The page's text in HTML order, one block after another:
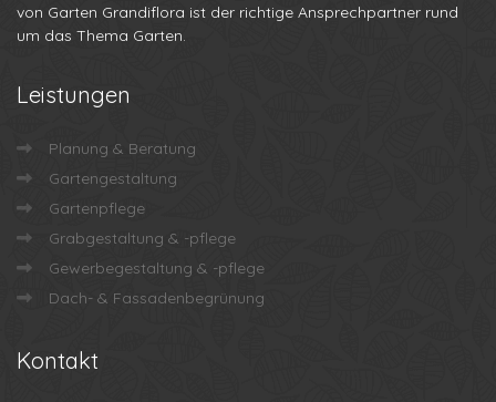
von Garten Grandiflora ist der richtige Ansprechpartner rund
um das Thema Garten.
Leistungen
Planung & Beratung
Gartengestaltung
Gartenpflege
Grabgestaltung & -pflege
Gewerbegestaltung & -pflege
Dach- & Fassadenbegrünung
Kontakt